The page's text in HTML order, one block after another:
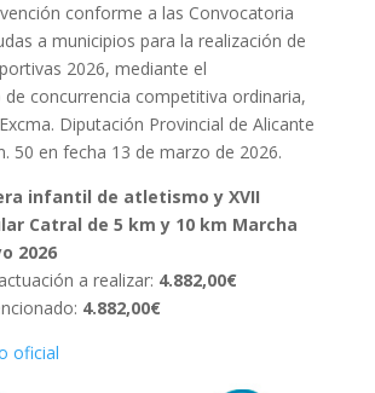
conforme a las Convocatoria
a municipios para la realización de
2026, mediante el
concurrencia competitiva ordinaria,
Diputación Provincial de Alicante
50 en fecha 13 de marzo de 2026.
infantil de atletismo y XVII
Catral de 5 km y 10 km Marcha
2026
a realizar: 4.882,00€
4.882,00€
oficial